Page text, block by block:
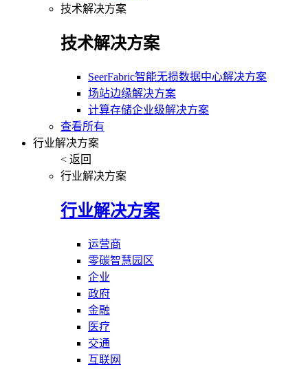
技术解决方案
技术解决方案
SeerFabric智能无损数据中心解决方案
场站边缘解决方案
计算存储企业级解决方案
查看所有
行业解决方案
< 返回
行业解决方案
行业解决方案
运营商
零碳智慧园区
企业
政府
金融
医疗
交通
互联网